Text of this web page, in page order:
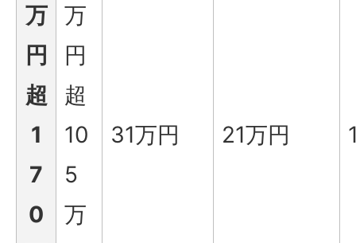
万
円
超
1
7
0
万
円
超
10
5
万
31万円 21万円